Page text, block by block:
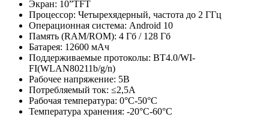
Экран: 10”TFT
Процессор: Четырехядерный, частота до 2 ГГц
Операционная система: Android 10
Память (RAM/ROM): 4 Гб / 128 Гб
Батарея: 12600 мАч
Поддерживаемые протоколы: BT4.0/WI-
FI(WLAN80211b/g/n)
Рабочее напряжение: 5В
Потребляемый ток: ≤2,5А
Рабочая температура: 0°С-50°С
Температура хранения: -20°С-60°С